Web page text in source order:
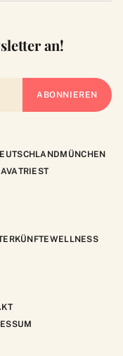
MÜNCHEN
TRIEST
WELLNESS
an!